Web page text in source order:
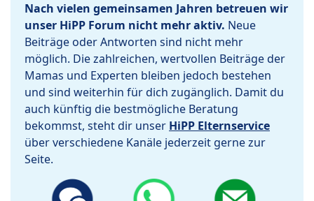
Nach vielen gemeinsamen Jahren betreuen wir
unser HiPP Forum nicht mehr aktiv. Neue
Beiträge oder Antworten sind nicht mehr
möglich. Die zahlreichen, wertvollen Beiträge der
Mamas und Experten bleiben jedoch bestehen
und sind weiterhin für dich zugänglich. Damit du
auch künftig die bestmögliche Beratung
bekommst, steht dir unser HiPP Elternservice
über verschiedene Kanäle jederzeit gerne zur
Seite.